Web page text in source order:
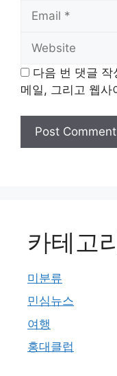
다음 번 댓글 작
메일, 그리고 웹사
카테고
미분류
민심뉴스
여행
홍대클럽